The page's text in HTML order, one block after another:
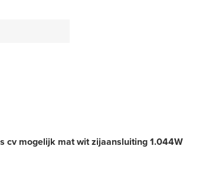
cv mogelijk mat wit zijaansluiting 1.044W